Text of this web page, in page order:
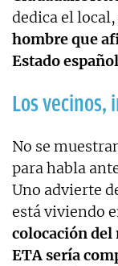
dedica el
hombre que
Estado
Los vecinos,
No se
para habla
Uno advierte
está viviendo
colocación
ETA sería